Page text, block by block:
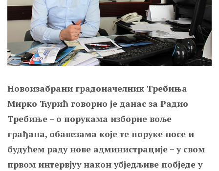
Новоизабрани градоначелник Требиња
Мирко Ћурић говорио је данас за Радио
Требиње – о порукама изборне воље
грађана, обавезама које те поруке носе и
будућем раду нове администрације – у свом
првом интервјуу након убједљиве побједе у